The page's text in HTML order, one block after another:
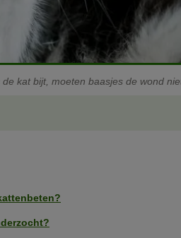
kat bijt, moeten baasjes de wond